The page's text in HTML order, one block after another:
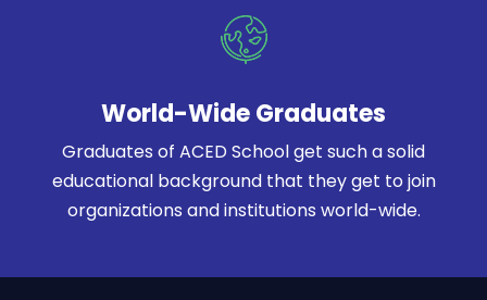
World-Wide Graduates
Graduates of ACED School get such a solid
educational background that they get to join
organizations and institutions world-wide.